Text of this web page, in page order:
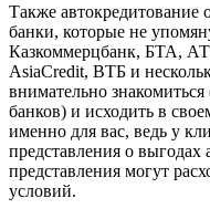
Также автокредитование
банки, которые не
Казкоммерцбанк, БТА,
AsiaCredit, ВТБ и
внимательно
банков) и исходить в
именно для вас, ведь у
представления о выгодах
представления могут
условий.